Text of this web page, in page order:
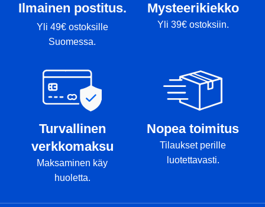
Ilmainen postitus.
Yli 49€ ostoksille
Suomessa.
Mysteerikiekko
Yli 39€ ostoksiin.
Turvallinen
verkkomaksu
Maksaminen käy
huoletta.
Nopea toimitus
Tilaukset perille
luotettavasti.